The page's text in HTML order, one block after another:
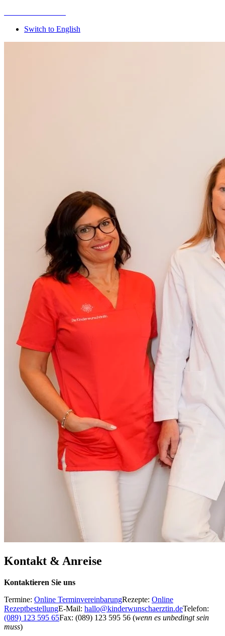
Switch to English
Kontakt & Anreise
Kontaktieren Sie uns
Termine: Online TerminvereinbarungRezepte: Online
RezeptbestellungE-Mail: hallo@kinderwunschaerztin.deTelefon:
(089) 123 595 65Fax: (089) 123 595 56 (wenn es unbedingt sein
muss)